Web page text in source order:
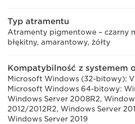
Typ atramentu
Atramenty pigmentowe – czarny
błękitny, amarantowy, żółty
Kompatybilność z systemem
Microsoft Windows (32-bitowy):
Microsoft Windows 64-bitowy:
Windows Server 2008R2,
2012/2012R2, Windows Server
Windows Server 2019